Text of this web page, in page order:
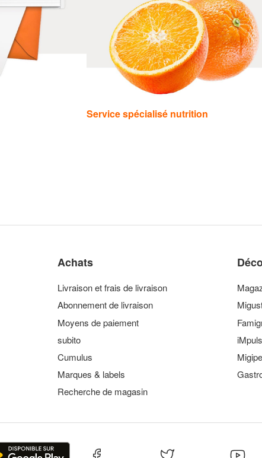
Service spécialisé nutrition
Achats
Livraison et frais de livraison
Abonnement de livraison
Moyens de paiement
subito
Cumulus
Marques & labels
Recherche de magasin
iMpuls